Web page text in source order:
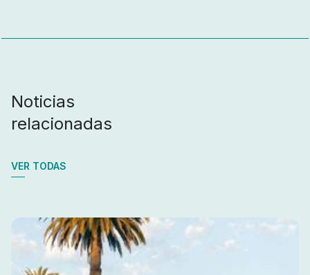
Noticias
relacionadas
VER TODAS